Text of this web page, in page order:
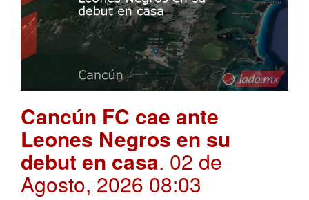
Cancún FC cae ante
Leones Negros en su
debut en casa. 02 de
Agosto, 2026 08:03